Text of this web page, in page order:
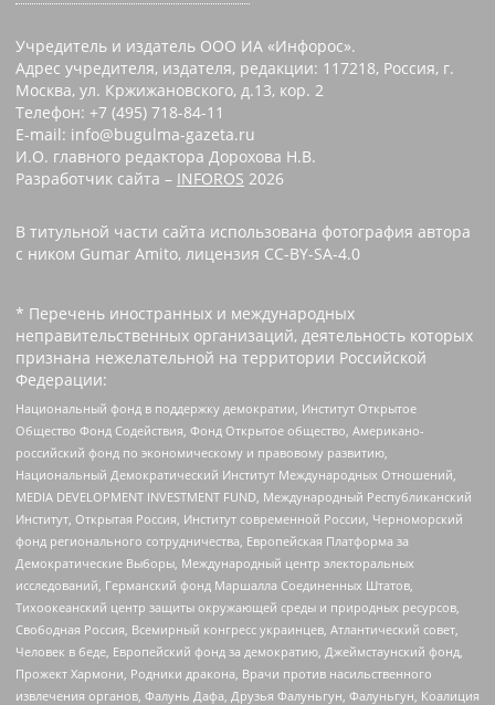
Учредитель и издатель ООО ИА «Инфорос».
Адрес учредителя, издателя, редакции: 117218, Россия, г.
Москва, ул. Кржижановского, д.13, кор. 2
Телефон: +7 (495) 718-84-11
E-mail: info@bugulma-gazeta.ru
И.О. главного редактора Дорохова Н.В.
Разработчик сайта – INFOROS 2026
В титульной части сайта использована фотография автора
с ником Gumar Amito, лицензия CC-BY-SA-4.0
* Перечень иностранных и международных
неправительственных организаций, деятельность которых
признана нежелательной на территории Российской
Федерации:
Национальный фонд в поддержку демократии, Институт Открытое
Общество Фонд Содействия, Фонд Открытое общество, Американо-
российский фонд по экономическому и правовому развитию,
Национальный Демократический Институт Международных Отношений,
MEDIA DEVELOPMENT INVESTMENT FUND, Международный Республиканский
Институт, Открытая Россия, Институт современной России, Черноморский
фонд регионального сотрудничества, Европейская Платформа за
Демократические Выборы, Международный центр электоральных
исследований, Германский фонд Маршалла Соединенных Штатов,
Тихоокеанский центр защиты окружающей среды и природных ресурсов,
Свободная Россия, Всемирный конгресс украинцев, Атлантический совет,
Человек в беде, Европейский фонд за демократию, Джеймстаунский фонд,
Прожект Хармони, Родники дракона, Врачи против насильственного
извлечения органов, Фалунь Дафа, Друзья Фалуньгун, Фалуньгун, Коалиция